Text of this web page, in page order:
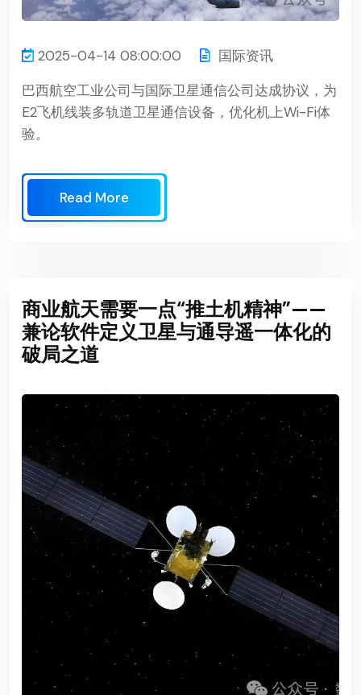
2025-04-14 08:00:00
国际资讯
巴西航空工业公司与国际卫星通信公司达成协议，为
E2飞机线装多轨道卫星通信设备，优化机上Wi-Fi体
验。
Read More
商业航天需要一点“推土机精神”——
兼论软件定义卫星与通导遥一体化的
破局之道